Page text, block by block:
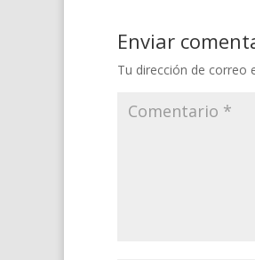
Enviar
Tu dirección de correo